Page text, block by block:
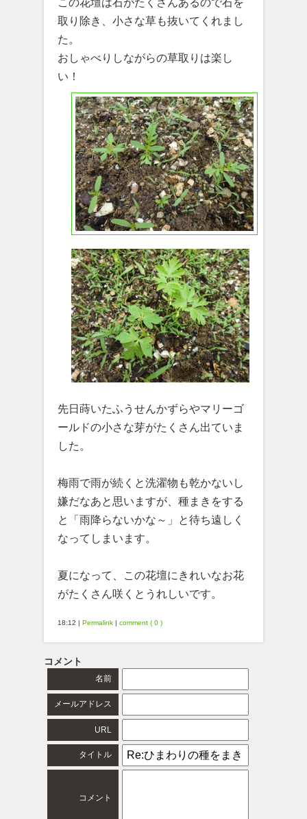
この花壇は石がたくさんあるので石を
取り除き、小さな草も抜いてくれまし
た。
おしゃべりしながらの草取りは楽し
い！
先日蒔いたふうせんかずらやマリーゴ
ールドの小さな芽がたくさん出ていま
した。
梅雨で雨が続くと洗濯物も乾かないし
嫌だなあと思いますが、種まきをする
と「雨降らないかな～」と待ち遠しく
なってしまいます。
夏になって、この花壇にきれいなお花
がたくさん咲くとうれしいです。
18:12 | Permalink | comment ( 0 )
コメント
名前
メールアドレス
URL
タイトル
コメント